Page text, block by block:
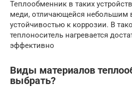
Теплообменник в таких
меди, отличающейся небольшим
устойчивостью к коррозии. В
теплоноситель нагревается
эффективно
Виды материалов
выбрать?